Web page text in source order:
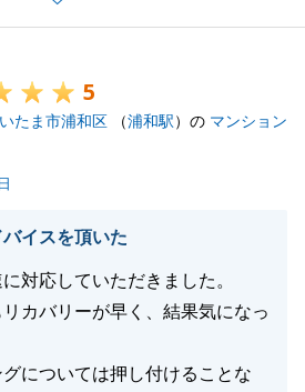
で何かお困りのことがございま
くお願いいたします。
5
たま市浦和区 （浦和駅）の マンション
イスを頂いた
対応していただきました。
カバリーが早く、結果気になっ
については押し付けることな